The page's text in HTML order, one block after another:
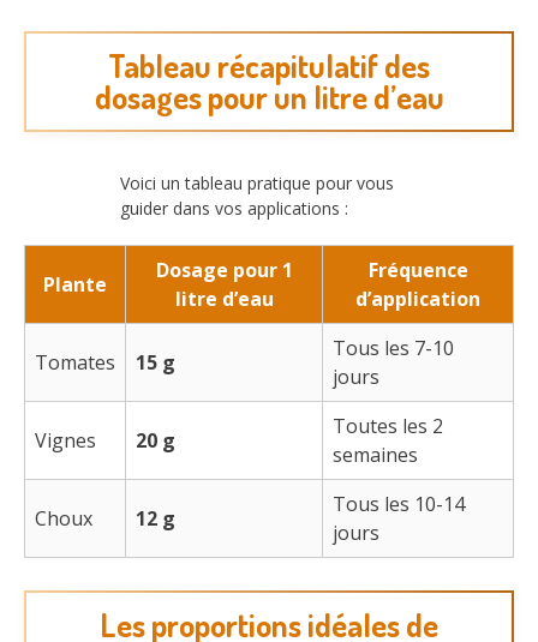
Tableau récapitulatif des
dosages pour un litre d’eau
Voici un tableau pratique pour vous
guider dans vos applications :
Plante
Dosage pour 1
litre d’eau
Fréquence
d’application
Tomates 15 g
Tous les 7-10
jours
Vignes 20 g
Toutes les 2
semaines
Choux 12 g
Tous les 10-14
jours
Les proportions idéales de